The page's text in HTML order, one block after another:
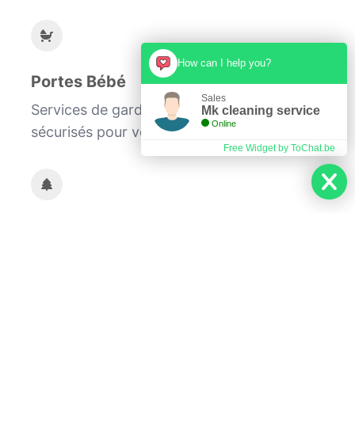
Portes Bébé
Services de garde d'enfants fiables et
sécurisés pour vos petits.
How can I help you?
Sales
Mk cleaning service
Online
Free Widget by ToChat.be